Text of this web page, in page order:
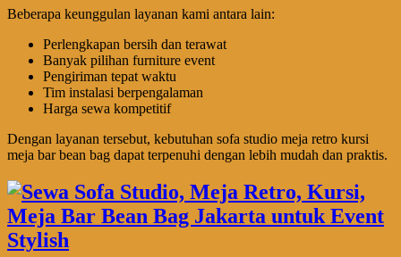
Beberapa keunggulan layanan kami antara lain:
Perlengkapan bersih dan terawat
Banyak pilihan furniture event
Pengiriman tepat waktu
Tim instalasi berpengalaman
Harga sewa kompetitif
Dengan layanan tersebut, kebutuhan sofa studio meja retro kursi
meja bar bean bag dapat terpenuhi dengan lebih mudah dan praktis.